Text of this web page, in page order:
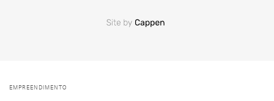
EMPREENDIMENTO